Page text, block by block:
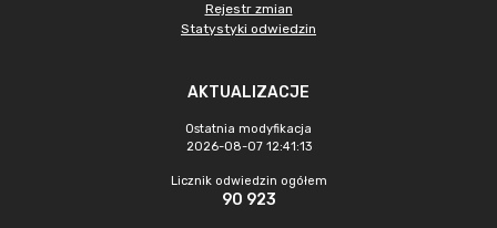
Rejestr zmian
Statystyki odwiedzin
AKTUALIZACJE
Ostatnia modyfikacja
2026-08-07 12:41:13
Licznik odwiedzin ogółem
90 923